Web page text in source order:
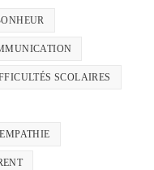
SCOLAIRES
EMPATHIE